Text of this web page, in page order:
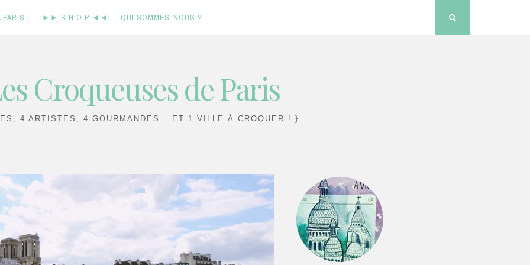
PARIS } ►► S H O P ◄◄ QUI SOMMES-NOUS ?
Croqueuses de Paris
4 ARTISTES, 4 GOURMANDES… ET 1 VILLE À CROQUER ! }